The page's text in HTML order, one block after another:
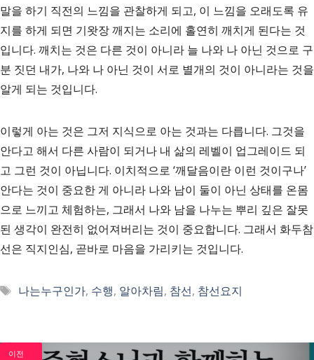
말을 하기 직전의 느낌을 관찰하게 되고, 이 느낌을 오래도록 유
지를 하게 되면 기왓장 깨지는 소리에 홀연히 깨치게 된다는 것
입니다. 깨치는 것은 다른 것이 아니라 늘 나와 나 아닌 것으로 구
분 짓던 내가, 나와 나 아닌 것이 서로 별개의 것이 아니라는 것을
알게 되는 것입니다.
이렇게 아는 것은 그저 지식으로 아는 것과는 다릅니다. 그것을
안다고 해서 다른 사람이 되거나 내 삶의 레벨이 업그레이드 되
고 그런 것이 아닙니다. 이치적으로 ‘깨달음이란 이런 것이구나’
안다는 것이 중요한 게 아니라 나와 남이 둘이 아닌 상태를 온몸
으로 느끼고 체험하는, 그래서 나와 남을 나누는 뿌리 깊은 잘못
된 생각이 완전히 없어져버리는 것이 중요합니다. 그래서 화두참
선은 직지인심, 곧바로 마음을 가리키는 것입니다.
태
나는누구인가, 수행, 알아차림, 참선, 참선요지
이전